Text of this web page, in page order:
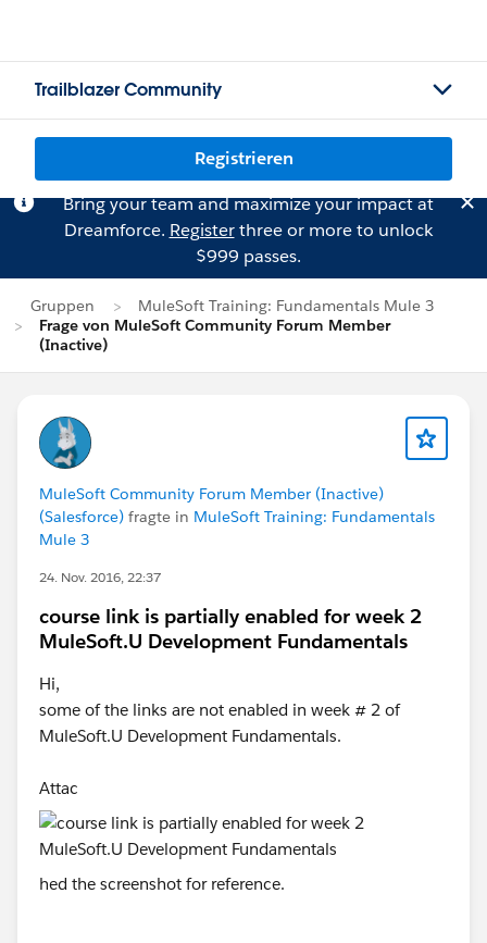
Trailblazer Community
Registrieren
Bring your team and maximize your impact at
Dreamforce. Registerthree or more to unlock
$999 passes.
Gruppen
MuleSoft Training: Fundamentals Mule 3
Frage von MuleSoft Community Forum Member
(Inactive)
MuleSoft Community Forum Member (Inactive)
(Salesforce) fragte in MuleSoft Training: Fundamentals
Mule 3
24. Nov. 2016, 22:37
course link is partially enabled for week 2
MuleSoft.U Development Fundamentals
Hi,
some of the links are not enabled in week # 2 of
MuleSoft.U Development Fundamentals.
Attac
hed the screenshot for reference.